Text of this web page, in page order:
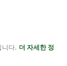
니다. 더 자세한 정